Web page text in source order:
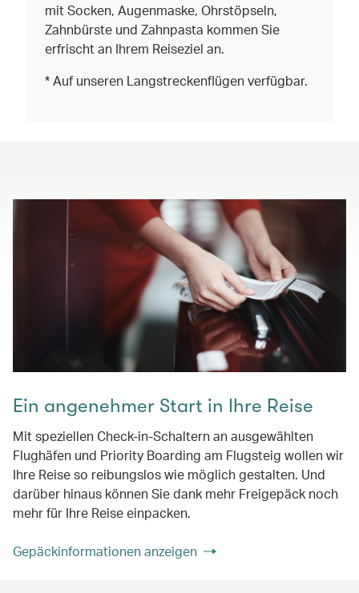
mit Socken, Augenmaske, Ohrstöpseln,
Zahnbürste und Zahnpasta kommen Sie
erfrischt an Ihrem Reiseziel an.
* Auf unseren Langstreckenflügen verfügbar.
Ein angenehmer Start in Ihre Reise
Mit speziellen Check-in-Schaltern an ausgewählten
Flughäfen und Priority Boarding am Flugsteig wollen wir
Ihre Reise so reibungslos wie möglich gestalten. Und
darüber hinaus können Sie dank mehr Freigepäck noch
mehr für Ihre Reise einpacken.
Gepäckinformationen anzeigen